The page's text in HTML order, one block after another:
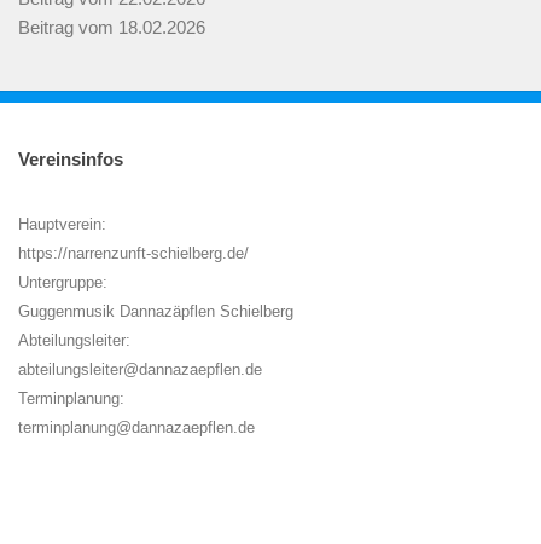
Beitrag vom 18.02.2026
Vereinsinfos
Hauptverein:
https://narrenzunft-schielberg.de/
Untergruppe:
Guggenmusik Dannazäpflen Schielberg
Abteilungsleiter:
abteilungsleiter@dannazaepflen.de
Terminplanung:
terminplanung@dannazaepflen.de